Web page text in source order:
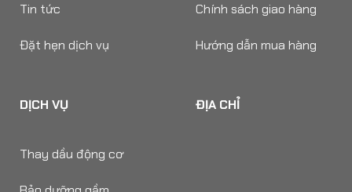
Tin tức
Đặt hẹn dịch vụ
Chính sách giao hàng
Hướng dẫn mua hàng
DỊCH VỤ
Thay dầu động cơ
ĐỊA CHỈ